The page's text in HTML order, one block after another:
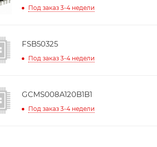
Под заказ 3-4 недели
FSB50325
Под заказ 3-4 недели
GCMS008A120B1B1
Под заказ 3-4 недели